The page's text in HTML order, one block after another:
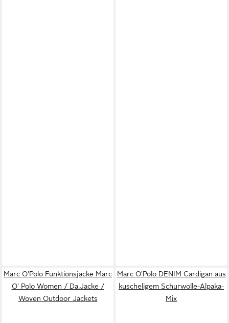
Marc O'Polo Funktionsjacke Marc
O' Polo Women / Da.Jacke /
Woven Outdoor Jackets
Marc O'Polo DENIM Cardigan aus
kuscheligem Schurwolle-Alpaka-
Mix